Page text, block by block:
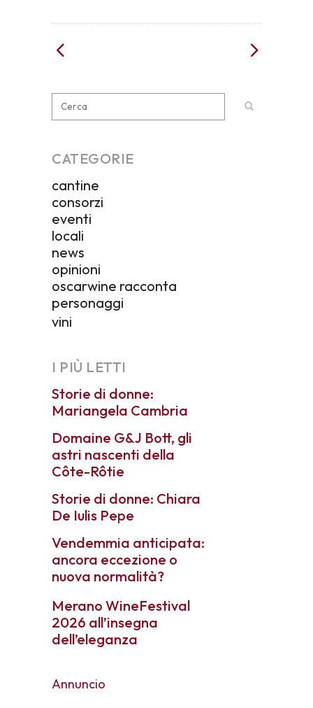
CATEGORIE
cantine
consorzi
eventi
locali
news
opinioni
oscarwine racconta
personaggi
vini
I PIÙ LETTI
Storie di donne:
Mariangela Cambria
Domaine G&J Bott, gli
astri nascenti della
Côte-Rôtie
Storie di donne: Chiara
De Iulis Pepe
Vendemmia anticipata:
ancora eccezione o
nuova normalità?
Merano WineFestival
2026 all’insegna
dell’eleganza
Annuncio